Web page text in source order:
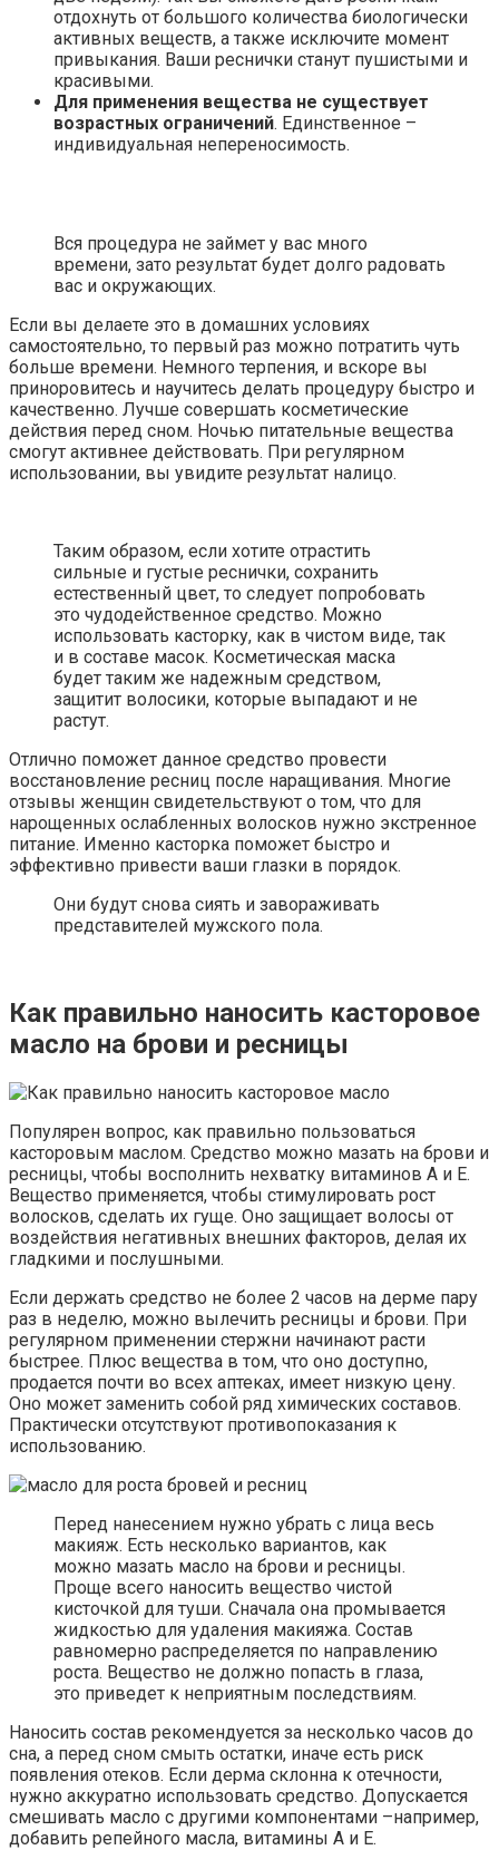
отдохнуть от большого количества биологически
активных веществ, а также исключите момент
привыкания. Ваши реснички станут пушистыми и
красивыми.
Для применения вещества не существует
возрастных ограничений. Единственное –
индивидуальная непереносимость.
Вся процедура не займет у вас много
времени, зато результат будет долго радовать
вас и окружающих.
Если вы делаете это в домашних условиях
самостоятельно, то первый раз можно потратить чуть
больше времени. Немного терпения, и вскоре вы
приноровитесь и научитесь делать процедуру быстро и
качественно. Лучше совершать косметические
действия перед сном. Ночью питательные вещества
смогут активнее действовать. При регулярном
использовании, вы увидите результат налицо.
Таким образом, если хотите отрастить
сильные и густые реснички, сохранить
естественный цвет, то следует попробовать
это чудодейственное средство. Можно
использовать касторку, как в чистом виде, так
и в составе масок. Косметическая маска
будет таким же надежным средством,
защитит волосики, которые выпадают и не
растут.
Отлично поможет данное средство провести
восстановление ресниц после наращивания. Многие
отзывы женщин свидетельствуют о том, что для
нарощенных ослабленных волосков нужно экстренное
питание. Именно касторка поможет быстро и
эффективно привести ваши глазки в порядок.
Они будут снова сиять и завораживать
представителей мужского пола.
Как правильно наносить касторовое
масло на брови и ресницы
Популярен вопрос, как правильно пользоваться
касторовым маслом. Средство можно мазать на брови и
ресницы, чтобы восполнить нехватку витаминов А и Е.
Вещество применяется, чтобы стимулировать рост
волосков, сделать их гуще. Оно защищает волосы от
воздействия негативных внешних факторов, делая их
гладкими и послушными.
Если держать средство не более 2 часов на дерме пару
раз в неделю, можно вылечить ресницы и брови. При
регулярном применении стержни начинают расти
быстрее. Плюс вещества в том, что оно доступно,
продается почти во всех аптеках, имеет низкую цену.
Оно может заменить собой ряд химических составов.
Практически отсутствуют противопоказания к
использованию.
Перед нанесением нужно убрать с лица весь
макияж. Есть несколько вариантов, как
можно мазать масло на брови и ресницы.
Проще всего наносить вещество чистой
кисточкой для туши. Сначала она промывается
жидкостью для удаления макияжа. Состав
равномерно распределяется по направлению
роста. Вещество не должно попасть в глаза,
это приведет к неприятным последствиям.
Наносить состав рекомендуется за несколько часов до
сна, а перед сном смыть остатки, иначе есть риск
появления отеков. Если дерма склонна к отечности,
нужно аккуратно использовать средство. Допускается
смешивать масло с другими компонентами –например,
добавить репейного масла, витамины А и Е.